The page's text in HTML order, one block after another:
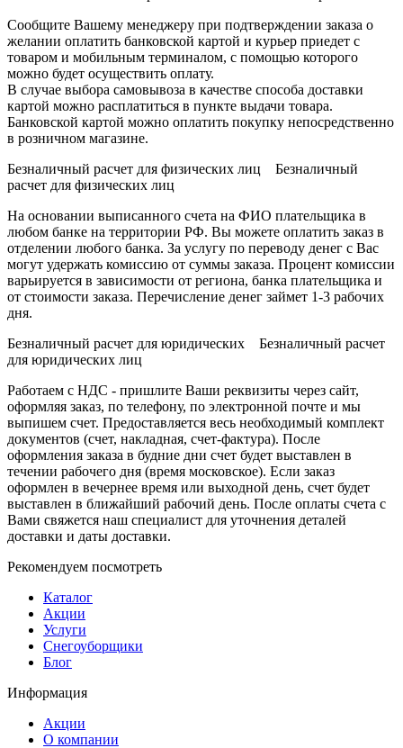
Сообщите Вашему менеджеру при подтверждении заказа о
желании оплатить банковской картой и курьер приедет с
товаром и мобильным терминалом, с помощью которого
можно будет осуществить оплату.
В случае выбора самовывоза в качестве способа доставки
картой можно расплатиться в пункте выдачи товара.
Банковской картой можно оплатить покупку непосредственно
в розничном магазине.
Безналичный расчет для физических лиц Безналичный
расчет для физических лиц
На основании выписанного счета на ФИО плательщика в
любом банке на территории РФ. Вы можете оплатить заказ в
отделении любого банка. За услугу по переводу денег с Вас
могут удержать комиссию от суммы заказа. Процент комиссии
варьируется в зависимости от региона, банка плательщика и
от стоимости заказа. Перечисление денег займет 1-3 рабочих
дня.
Безналичный расчет для юридических Безналичный расчет
для юридических лиц
Работаем с НДС - пришлите Ваши реквизиты через сайт,
оформляя заказ, по телефону, по электронной почте и мы
выпишем счет. Предоставляется весь необходимый комплект
документов (счет, накладная, счет-фактура). После
оформления заказа в будние дни счет будет выставлен в
течении рабочего дня (время московское). Если заказ
оформлен в вечернее время или выходной день, счет будет
выставлен в ближайший рабочий день. После оплаты счета с
Вами свяжется наш специалист для уточнения деталей
доставки и даты доставки.
Рекомендуем посмотреть
Каталог
Акции
Услуги
Снегоуборщики
Блог
Информация
Акции
О компании